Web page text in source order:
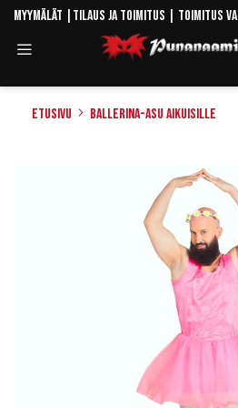
Skip
Myymälät Tilaus ja toimitus | Toimitus
Etusivu Ballerina-asu aikuisille